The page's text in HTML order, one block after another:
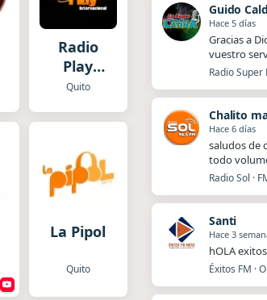
Radio
Play
Internacional
Quito
La Pipol
Quito
Guido
Hace 5 días
Gracias a
vuestro
Radio Super
Chalito
Hace 6 días
saludos de
todo
Radio Sol ·
Santi
Hace 3
hOLA
Éxitos FM ·